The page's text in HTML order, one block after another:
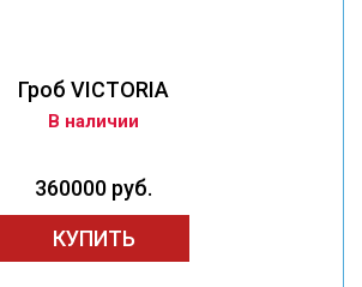
Гроб VICTORIA
В наличии
360000 руб.
КУПИТЬ